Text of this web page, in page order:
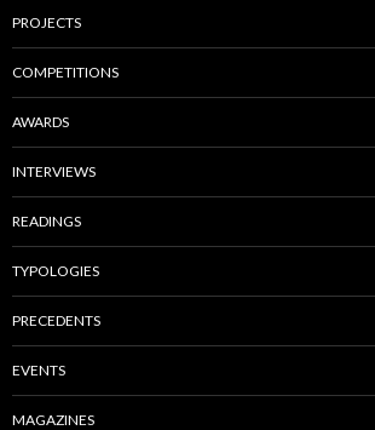
PROJECTS
COMPETITIONS
AWARDS
INTERVIEWS
READINGS
TYPOLOGIES
PRECEDENTS
EVENTS
MAGAZINES